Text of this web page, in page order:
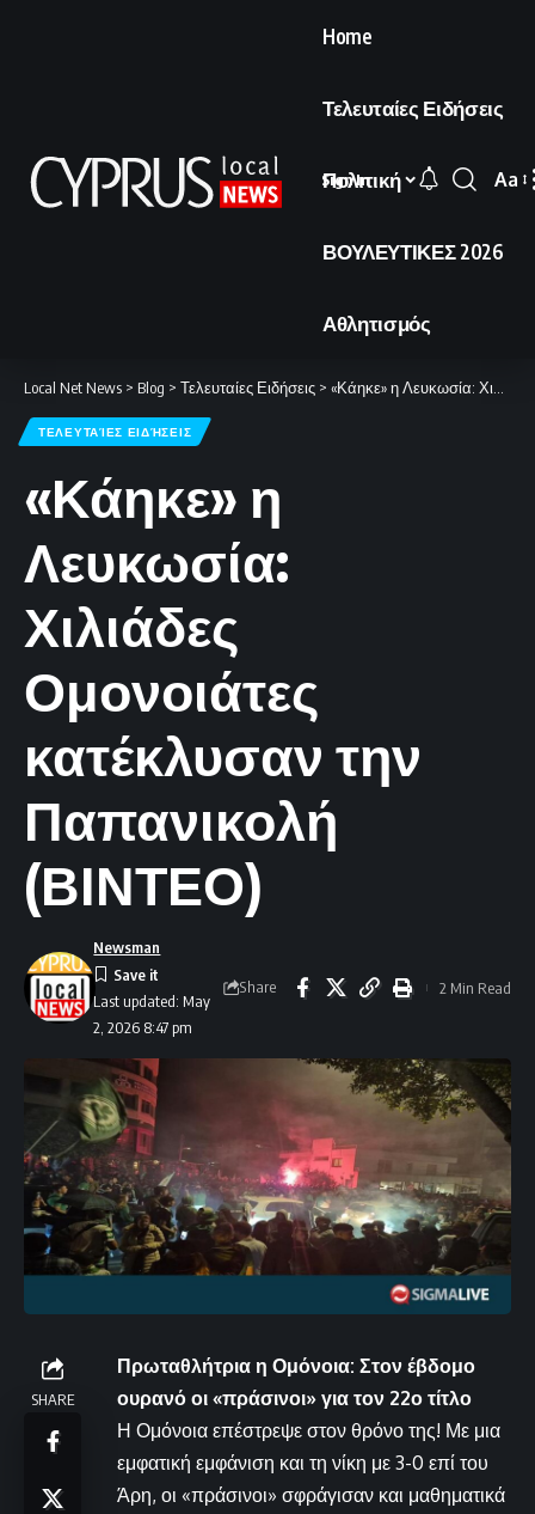
Home
Τελευταίες Ειδήσεις
Πολιτική
ΒΟΥΛΕΥΤΙΚΕΣ 2026
Αθλητισμός
Sign In
Font
Aa
Local Net News > Blog > Τελευταίες Ειδήσεις > «Κάηκε» η Λευκωσία: Χιλιάδες Ομονοιάτες κατέκλυσαν την Παπανικολή (ΒΙΝΤΕΟ)
ΤΕΛΕΥΤΑΊΕΣ ΕΙΔΉΣΕΙΣ
«Κάηκε» η
Λευκωσία:
Χιλιάδες
Ομονοιάτες
κατέκλυσαν την
Παπανικολή
(ΒΙΝΤΕΟ)
Last updated: May
2, 2026 8:47 pm
Newsman
Share 2 Min Read
SHARE
Πρωταθλήτρια η Ομόνοια: Στον έβδομο
ουρανό οι «πράσινοι» για τον 22ο τίτλο
Η Ομόνοια επέστρεψε στον θρόνο της! Με μια
εμφατική εμφάνιση και τη νίκη με 3-0 επί του
Άρη, οι «πράσινοι» σφράγισαν και μαθηματικά